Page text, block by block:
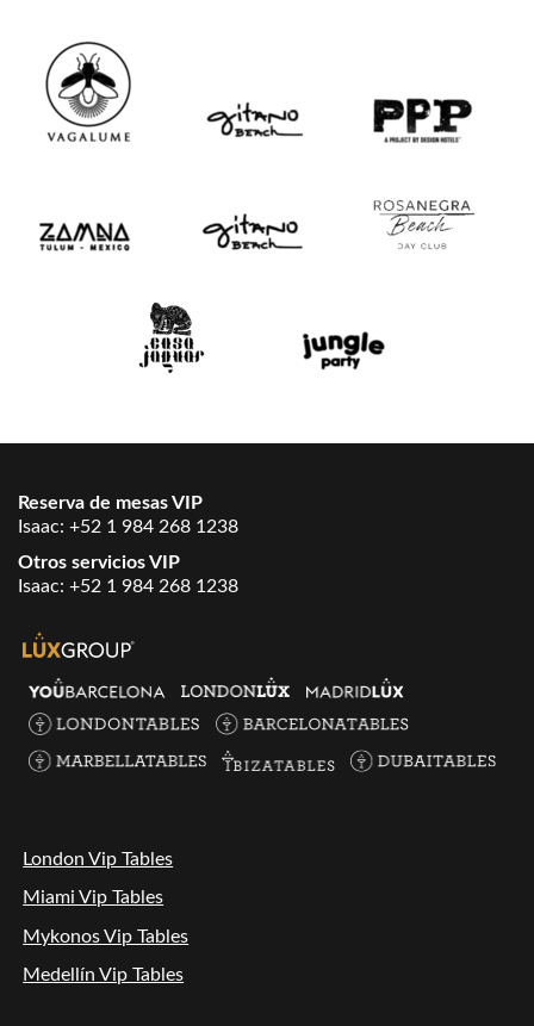
Reserva de mesas VIP
Isaac: +52 1 984 268 1238
Otros servicios VIP
Isaac: +52 1 984 268 1238
London Vip Tables
Miami Vip Tables
Mykonos Vip Tables
Medellín Vip Tables